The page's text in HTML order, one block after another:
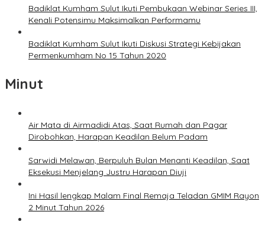
Badiklat Kumham Sulut Ikuti Pembukaan Webinar Series III,
Kenali Potensimu Maksimalkan Performamu
Badiklat Kumham Sulut Ikuti Diskusi Strategi Kebijakan
Permenkumham No 15 Tahun 2020
Minut
Air Mata di Airmadidi Atas, Saat Rumah dan Pagar
Dirobohkan, Harapan Keadilan Belum Padam
Sarwidi Melawan, Berpuluh Bulan Menanti Keadilan, Saat
Eksekusi Menjelang Justru Harapan Diuji
Ini Hasil lengkap Malam Final Remaja Teladan GMIM Rayon
2 Minut Tahun 2026